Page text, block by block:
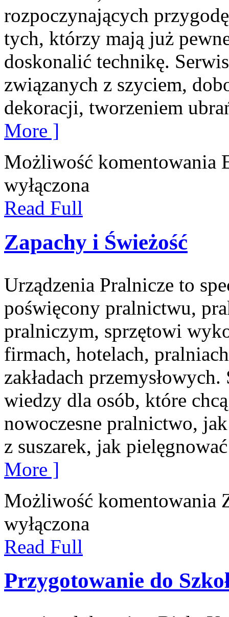
rozpoczynających
tych, którzy mają już
doskonalić technikę.
związanych z szyciem,
dekoracji, tworzeniem
More ]
Możliwość komentowania
wyłączona
Read Full
Zapachy i Świeżość
Urządzenia Pralnicze to
poświęcony pralnictwu,
pralniczym, sprzętowi
firmach, hotelach,
zakładach
wiedzy dla osób, które
nowoczesne pralnictwo,
z suszarek, jak
More ]
Możliwość komentowania
wyłączona
Read Full
Przygotowanie do